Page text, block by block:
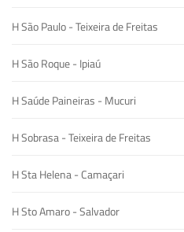
H São Paulo - Teixeira de Freitas
H São Roque - Ipiaú
H Saúde Paineiras - Mucuri
H Sobrasa - Teixeira de Freitas
H Sta Helena - Camaçari
H Sto Amaro - Salvador